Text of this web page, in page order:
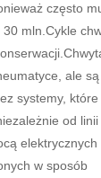
często
mln.Cykle
ale
systemy,
od linii
w sposób